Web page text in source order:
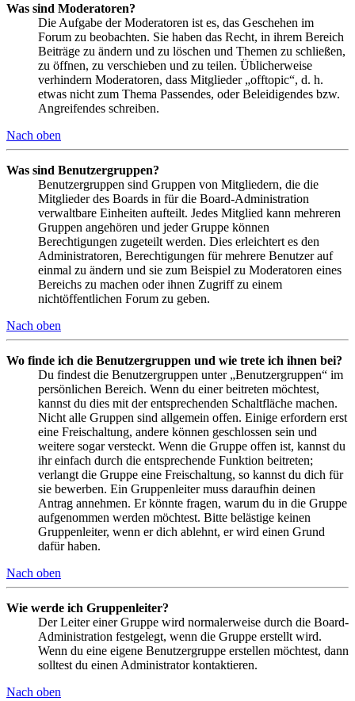
Was sind Moderatoren?
Die Aufgabe der Moderatoren ist es, das Geschehen im
Forum zu beobachten. Sie haben das Recht, in ihrem Bereich
Beiträge zu ändern und zu löschen und Themen zu schließen,
zu öffnen, zu verschieben und zu teilen. Üblicherweise
verhindern Moderatoren, dass Mitglieder „offtopic“, d. h.
etwas nicht zum Thema Passendes, oder Beleidigendes bzw.
Angreifendes schreiben.
Nach oben
Was sind Benutzergruppen?
Benutzergruppen sind Gruppen von Mitgliedern, die die
Mitglieder des Boards in für die Board-Administration
verwaltbare Einheiten aufteilt. Jedes Mitglied kann mehreren
Gruppen angehören und jeder Gruppe können
Berechtigungen zugeteilt werden. Dies erleichtert es den
Administratoren, Berechtigungen für mehrere Benutzer auf
einmal zu ändern und sie zum Beispiel zu Moderatoren eines
Bereichs zu machen oder ihnen Zugriff zu einem
nichtöffentlichen Forum zu geben.
Nach oben
Wo finde ich die Benutzergruppen und wie trete ich ihnen bei?
Du findest die Benutzergruppen unter „Benutzergruppen“ im
persönlichen Bereich. Wenn du einer beitreten möchtest,
kannst du dies mit der entsprechenden Schaltfläche machen.
Nicht alle Gruppen sind allgemein offen. Einige erfordern erst
eine Freischaltung, andere können geschlossen sein und
weitere sogar versteckt. Wenn die Gruppe offen ist, kannst du
ihr einfach durch die entsprechende Funktion beitreten;
verlangt die Gruppe eine Freischaltung, so kannst du dich für
sie bewerben. Ein Gruppenleiter muss daraufhin deinen
Antrag annehmen. Er könnte fragen, warum du in die Gruppe
aufgenommen werden möchtest. Bitte belästige keinen
Gruppenleiter, wenn er dich ablehnt, er wird einen Grund
dafür haben.
Nach oben
Wie werde ich Gruppenleiter?
Der Leiter einer Gruppe wird normalerweise durch die Board-
Administration festgelegt, wenn die Gruppe erstellt wird.
Wenn du eine eigene Benutzergruppe erstellen möchtest, dann
solltest du einen Administrator kontaktieren.
Nach oben